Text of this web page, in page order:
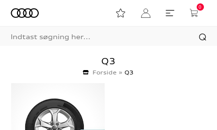
0
Q3
Forside »Q3